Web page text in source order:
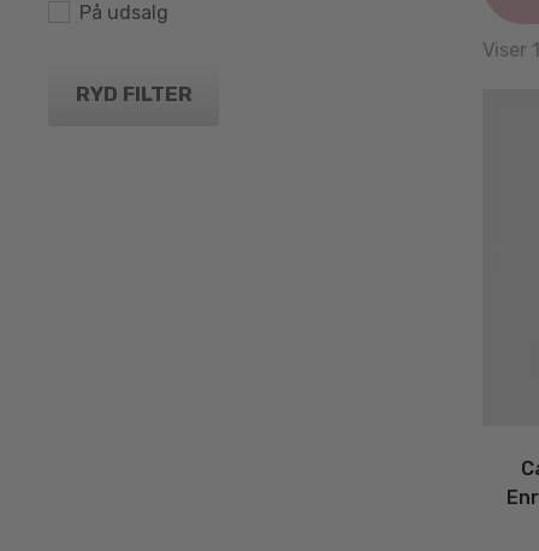
Viser
På udsalg
RYD FILTER